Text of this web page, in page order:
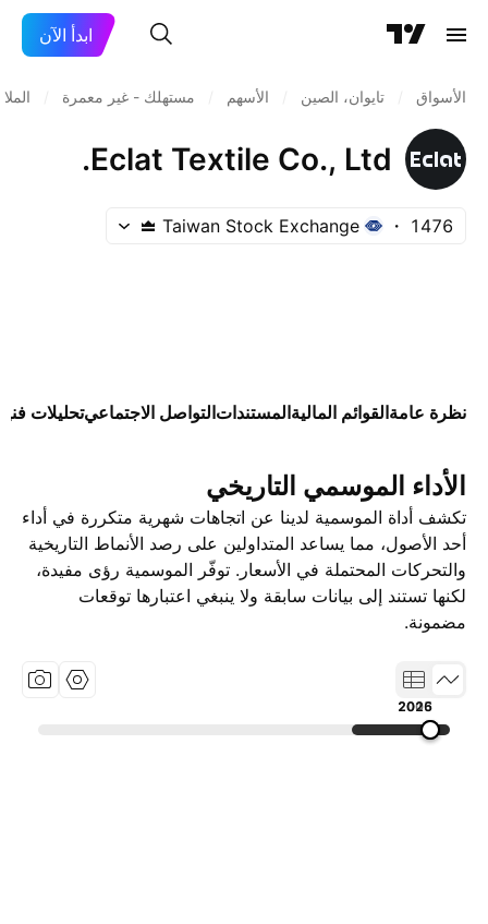
ابدأ الآن
الأسواق تايوان، الصين الأسهم مستهلك - غير معمرة
Eclat Textile Co., Ltd.
1476
Taiwan Stock Exchange
نظرة عامةالقوائم الماليةالمستنداتالتواصل الاجتماعيتحليلات
الأداء الموسمي التاريخي
تكشف أداة الموسمية لدينا عن اتجاهات شهرية متكررة في أداء
أحد الأصول، مما يساعد المتداولين على رصد الأنماط التاريخية
والتحركات المحتملة في الأسعار. توفّر الموسمية رؤى مفيدة،
لكنها تستند إلى بيانات سابقة ولا ينبغي اعتبارها توقعات
مضمونة.
2005
2015
2026